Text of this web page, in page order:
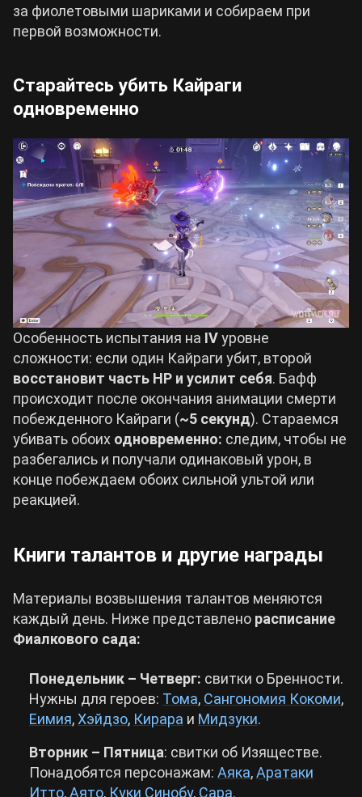
за фиолетовыми шариками и собираем при
первой возможности.
Старайтесь убить Кайраги
одновременно
Особенность испытания на IVуровне
сложности: если один Кайраги убит, второй
восстановит часть HP и усилит себя. Бафф
происходит после окончания анимации смерти
побежденного Кайраги (~5 секунд). Стараемся
убивать обоих одновременно: следим, чтобы не
разбегались и получали одинаковый урон, в
конце побеждаем обоих сильной ультой или
реакцией.
Книги талантов и другие награды
Материалы возвышения талантов меняются
каждый день. Ниже представлено расписание
Фиалкового сада:
Понедельник – Четверг: свитки о Бренности.
Нужны для героев: Тома, Сангономия Кокоми,
Еимия,Хэйдзо, Кирара и Мидзуки.
Вторник – Пятница: свитки об Изяществе.
Понадобятся персонажам: Аяка,Аратаки
Итто,Аято, Куки Синобу, Сара.